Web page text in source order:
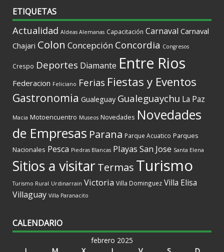
ETIQUETAS
Actualidad Aldeas Alemanas Capacitación Carnaval Carnaval
Chajari Colon Concepción Concordia Congresos
Crespo Deportes Diamante Entre Rios
Federacion Feliciano Ferias Fiestas y Eventos
Gastronomia Gualeguay Gualeguaychu La Paz
Macia Motoencuentro Museos Novedades Novedades
de Empresas Parana Parque Acuatico Parques
Nacionales Pesca Piedras Blancas Playas San Jose Santa Elena
Sitios a visitarTermas Turismo
Turismo Rural Urdinarrain Victoria Villa Dominguez Villa Elisa
Villaguay Villa Paranacito
CALENDARIO
febrero 2025